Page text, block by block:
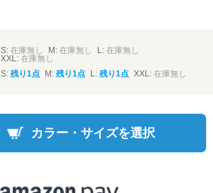
S: 在庫無し M: 在庫無し L: 在庫無し
XXL: 在庫無し
S: 残り1点 M: 残り1点 L: 残り1点 XXL: 在庫無し
カラー・サイズを選択